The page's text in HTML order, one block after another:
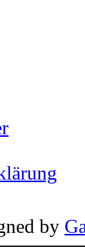
by